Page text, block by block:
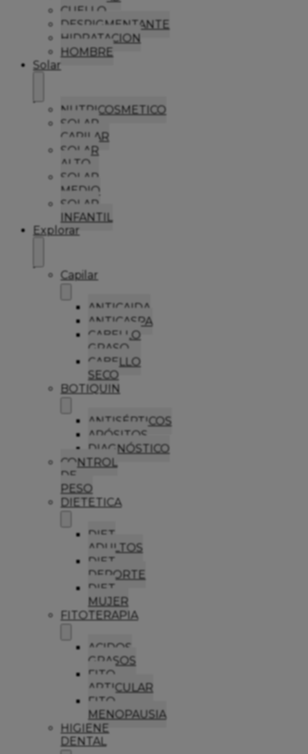
CUELLO
DESPIGMENTANTE
HIDRATACION
HOMBRE
Solar
NUTRICOSMETICO
SOLAR
CAPILAR
SOLAR
ALTO
SOLAR
MEDIO
SOLAR
INFANTIL
Explorar
Capilar
ANTICAIDA
ANTICASPA
CABELLO
GRASO
CABELLO
SECO
BOTIQUIN
ANTISÉPTICOS
APÓSITOS
DIAGNÓSTICO
CONTROL
DE
PESO
DIETETICA
DIET
ADULTOS
DIET
DEPORTE
DIET
MUJER
FITOTERAPIA
ACIDOS
GRASOS
FITO
ARTICULAR
FITO
MENOPAUSIA
HIGIENE
DENTAL